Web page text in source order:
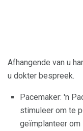
Afhangende van u
u dokter bespreek.
Pacemaker: 'n
stimuleer om te
geïmplanteer om